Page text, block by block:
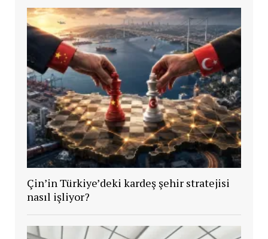
Çin’in Türkiye’deki kardeş şehir stratejisi
nasıl işliyor?